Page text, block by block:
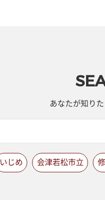
あなたが知り
いじめ 会津若松市立